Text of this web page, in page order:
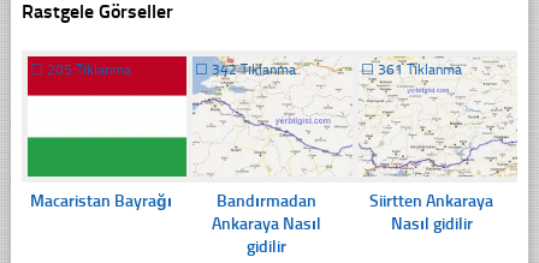
Rastgele Görseller
☐ 205 Tıklanma
Macaristan Bayrağı
☐342 Tıklanma
Bandırmadan
Ankaraya Nasıl
gidilir
☐ 361 Tıklanma
Siirtten Ankaraya
Nasıl gidilir